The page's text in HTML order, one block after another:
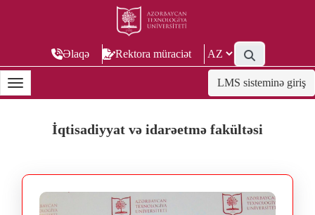
Əlaqə Rektora müraciət
LMS sisteminə giriş
İqtisadiyyat və idarəetmə fakültəsi